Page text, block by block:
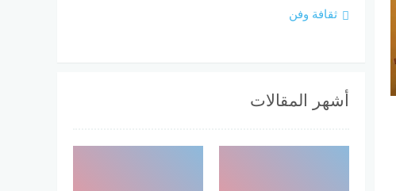
ثقافة وفن
أشهر المقالات